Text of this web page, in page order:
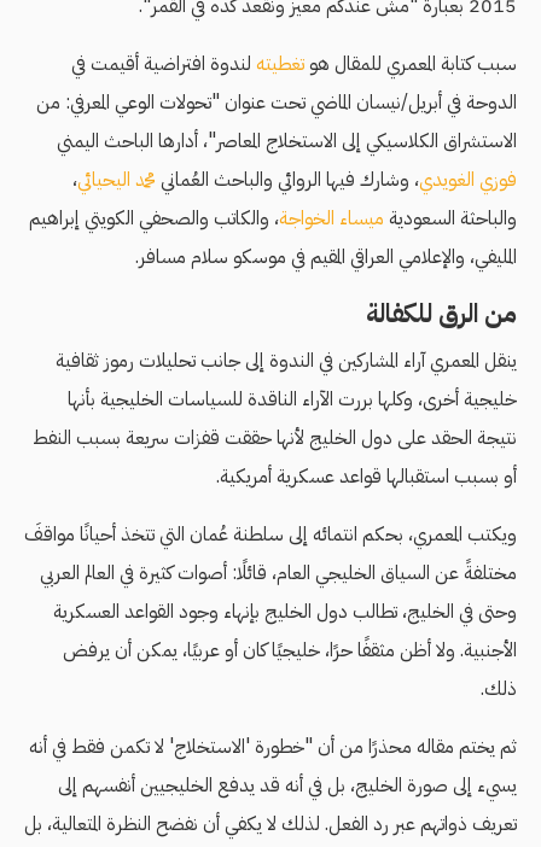
2015 بعبارة "مش عندكم معيز ونقعد كده في القمر".
سبب كتابة المعمري للمقال هوتغطيته لندوة افتراضية أقيمت في
الدوحة في أبريل/نيسان الماضي تحت عنوان "تحولات الوعي المعرفي: من
الاستشراق الكلاسيكي إلى الاستخلاج المعاصر"، أدارها الباحث اليمني
فوزي الغويدي، وشارك فيها الروائي والباحث العُماني محمد اليحيائي،
والباحثة السعودية ميساء الخواجة، والكاتب والصحفي الكويتي إبراهيم
المليفي، والإعلامي العراقي المقيم في موسكو سلام مسافر.
من الرق للكفالة
ينقل المعمري آراء المشاركين في الندوة إلى جانب تحليلات رموز ثقافية
خليجية أخرى، وكلها بررت الآراء الناقدة للسياسات الخليجية بأنها
نتيجة الحقد على دول الخليج لأنها حققت قفزات سريعة بسبب النفط
أو بسبب استقبالها قواعد عسكرية أمريكية.
ويكتب المعمري، بحكم انتمائه إلى سلطنة عُمان التي تتخذ أحيانًا مواقفَ
مختلفةً عن السياق الخليجي العام، قائلًا: أصوات كثيرة في العالم العربي
وحتى في الخليج، تطالب دول الخليج بإنهاء وجود القواعد العسكرية
الأجنبية. ولا أظن مثقفًا حرًا، خليجيًا كان أو عربيًا، يمكن أن يرفض
ذلك.
ثم يختم مقاله محذرًا من أن "خطورة 'الاستخلاج' لا تكمن فقط في أنه
يسيء إلى صورة الخليج، بل في أنه قد يدفع الخليجيين أنفسهم إلى
تعريف ذواتهم عبر رد الفعل. لذلك لا يكفي أن نفضح النظرة المتعالية، بل